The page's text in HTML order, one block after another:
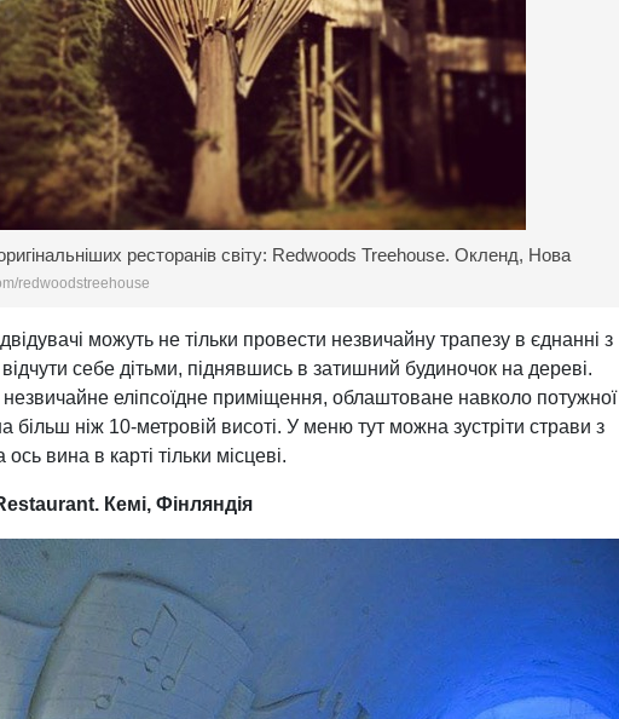
ресторанів світу: Redwoods Treehouse. Окленд, Нова
redwoodstreehouse
можуть не тільки провести незвичайну трапезу в єднанні з
себе дітьми, піднявшись в затишний будиночок на дереві.
еліпсоїдне приміщення, облаштоване навколо потужної
більш ніж 10-метровій висоті. У меню тут можна зустріти страви з
ось вина в карті тільки місцеві.
Кемі, Фінляндія